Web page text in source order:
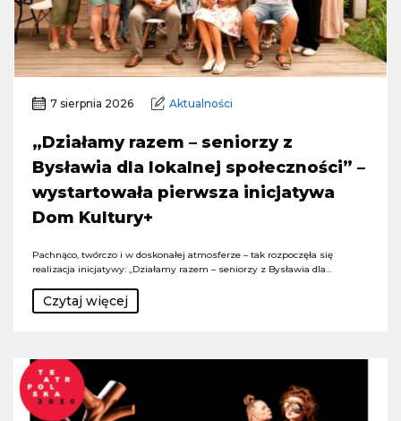
7 sierpnia 2026 Aktualności
„Działamy razem – seniorzy z
Bysławia dla lokalnej społeczności” –
wystartowała pierwsza inicjatywa
Dom Kultury+
Pachnąco, twórczo i w doskonałej atmosferze – tak rozpoczęła się
realizacja inicjatywy: „Działamy razem – seniorzy z Bysławia dla…
Czytaj więcej